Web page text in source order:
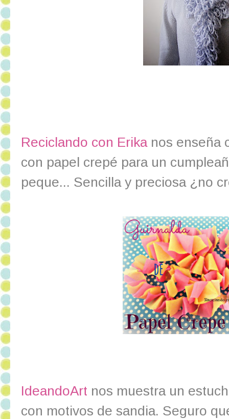
Reciclando con Erikanos enseña
con papel crepé para un
peque... Sencilla y preciosa ¿no
IdeandoArt nos muestra un
con motivos de sandia. Seguro